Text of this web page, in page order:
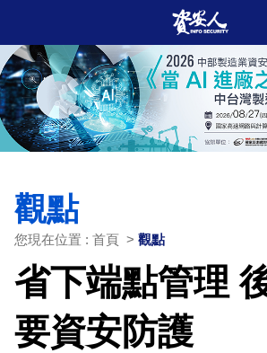
觀點
您現在位置 : 首頁 > 觀點
省下端點管理
要資安防護